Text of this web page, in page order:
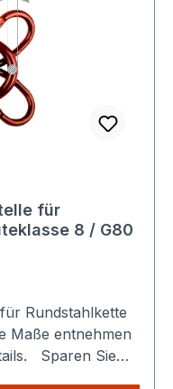
für
14mm Güteklasse 8 / G80
Rundstahlkette
Sie